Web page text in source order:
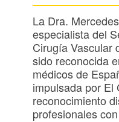
La Dra.
especialista del
Cirugía Vascular
sido reconocida
médicos de
impulsada por El
reconocimiento
profesionales